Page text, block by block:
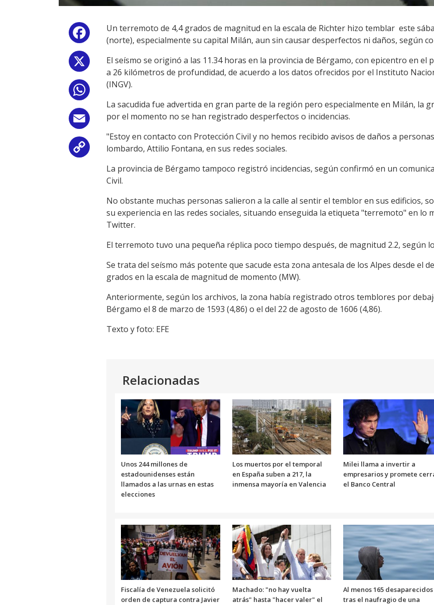
Facebook
WhatsApp
Email
Copy
Link
Un terremoto de 4,4 grados de magnitud en la escala de Richter hizo temblar este
(norte), especialmente su capital Milán, aun sin causar desperfectos ni daños, según
El seísmo se originó a las 11.34 horas en la provincia de Bérgamo, con epicentro en el
a 26 kilómetros de profundidad, de acuerdo a los datos ofrecidos por el Instituto
(INGV).
La sacudida fue advertida en gran parte de la región pero especialmente en Milán, la
por el momento no se han registrado desperfectos o incidencias.
"Estoy en contacto con Protección Civil y no hemos recibido avisos de daños a
lombardo, Attilio Fontana, en sus redes sociales.
La provincia de Bérgamo tampoco registró incidencias, según confirmó en un
Civil.
No obstante muchas personas salieron a la calle al sentir el temblor en sus edificios,
su experiencia en las redes sociales, situando enseguida la etiqueta "terremoto" en lo
Twitter.
El terremoto tuvo una pequeña réplica poco tiempo después, de magnitud 2.2, según
Se trata del seísmo más potente que sacude esta zona antesala de los Alpes desde el
grados en la escala de magnitud de momento (MW).
Anteriormente, según los archivos, la zona había registrado otros temblores por
Bérgamo el 8 de marzo de 1593 (4,86) o el del 22 de agosto de 1606 (4,86).
Texto y foto: EFE
Relacionadas
Unos 244 millones de
estadounidenses están
llamados a las urnas en estas
elecciones
Los muertos por el temporal
en España suben a 217, la
inmensa mayoría en Valencia
Milei llama a invertir a
empresarios y promete
el Banco Central
Fiscalía de Venezuela solicitó
orden de captura contra Javier
Machado: "no hay vuelta
atrás" hasta "hacer valer" el
Al menos 165 desaparecidos
tras el naufragio de una